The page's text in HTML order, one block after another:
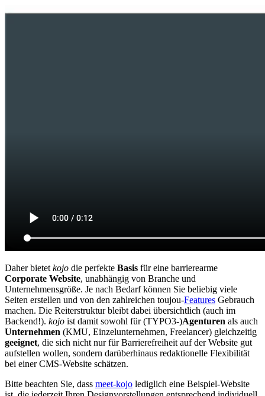
Daher bietet kojo die perfekte Basis für eine barrierearme
Corporate Website, unabhängig von Branche und
Unternehmensgröße. Je nach Bedarf können Sie beliebig viele
Seiten erstellen und von den zahlreichen toujou-Features Gebrauch
machen. Die Reiterstruktur bleibt dabei übersichtlich (auch im
Backend!). kojo ist damit sowohl für (TYPO3-)Agenturen als auch
Unternehmen (KMU, Einzelunternehmen, Freelancer) gleichzeitig
geeignet, die sich nicht nur für Barrierefreiheit auf der Website gut
aufstellen wollen, sondern darüberhinaus redaktionelle Flexibilität
bei einer CMS-Website schätzen.
Bitte beachten Sie, dass meet-kojo lediglich eine Beispiel-Website